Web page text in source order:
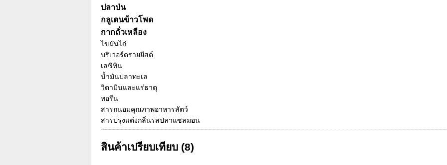
ปลาป่น
กลูเตนข้าวโพด
กากถั่วเหลือง
ไขมันไก่
บริเวอร์ดรายยีสต์
เลซิทิน
น้ำมันปลาทะเล
วิตามินและแร่ธาตุ
ทอรีน
สารถนอมคุณภาพอาหารสัตว์
สารปรุงแต่งกลิ่นรสปลาแซลมอน
สินค้าเปรียบเทียบ (8)